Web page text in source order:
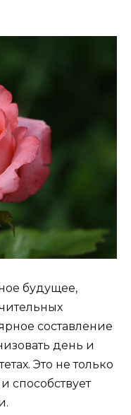
будущее,
составление
день и
Это не только
способствует